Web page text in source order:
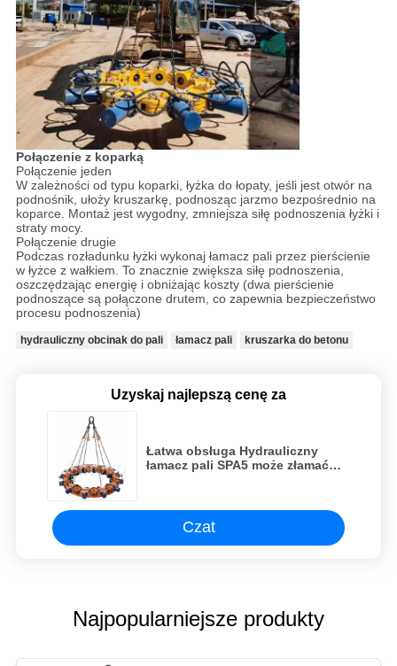
Połączenie z koparką
Połączenie jeden
W zależności od typu koparki, łyżka do łopaty, jeśli jest otwór na
podnośnik, ułoży kruszarkę, podnosząc jarzmo bezpośrednio na
koparce. Montaż jest wygodny, zmniejsza siłę podnoszenia łyżki i
straty mocy.
Połączenie drugie
Podczas rozładunku łyżki wykonaj łamacz pali przez pierścienie
w łyżce z wałkiem. To znacznie zwiększa siłę podnoszenia,
oszczędzając energię i obniżając koszty (dwa pierścienie
podnoszące są połączone drutem, co zapewnia bezpieczeństwo
procesu podnoszenia)
hydrauliczny obcinak do pali łamacz pali kruszarka do betonu
Uzyskaj najlepszą cenę za
Łatwa obsługa Hydrauliczny
łamacz pali SPA5 może złamać
Czat
Najpopularniejsze produkty